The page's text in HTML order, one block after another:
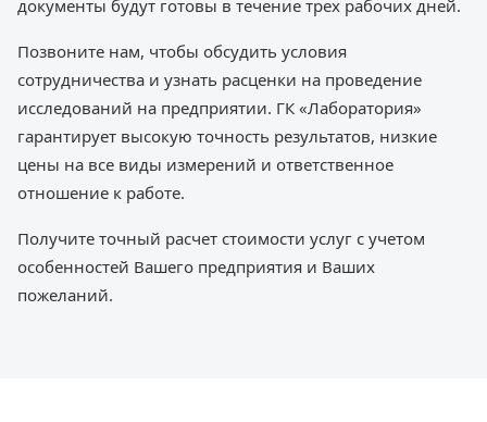
документы будут готовы в течение трех рабочих дней.
Позвоните нам, чтобы обсудить условия
сотрудничества и узнать расценки на проведение
исследований на предприятии. ГК «Лаборатория»
гарантирует высокую точность результатов, низкие
цены на все виды измерений и ответственное
отношение к работе.
Получите точный расчет стоимости услуг с учетом
особенностей Вашего предприятия и Ваших
пожеланий.